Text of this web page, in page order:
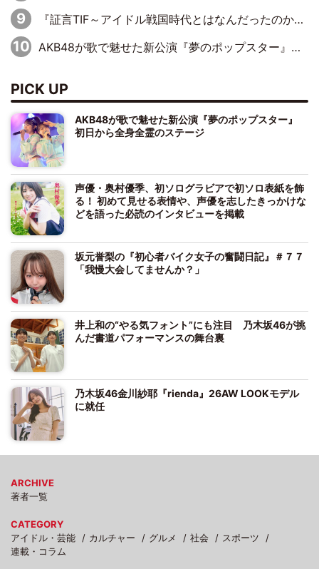
『証言TIF～アイドル戦国時代とはなんだったのか～』第10回：さくら学院・武藤彩未×飯田らうら「正直、中3で辞めるというのを信じてなくて。そう言われてはいたけど、嘘でしょって」
AKB48が歌で魅せた新公演『夢のポップスター』 初日から全身全霊のステージ
PICK UP
AKB48が歌で魅せた新公演『夢のポップスター』
初日から全身全霊のステージ
声優・奥村優季、初ソログラビアで初ソロ表紙を飾
る！ 初めて見せる表情や、声優を志したきっかけな
どを語った必読のインタビューを掲載
坂元誉梨の『初心者バイク女子の奮闘日記』＃７７
「我慢大会してませんか？」
井上和の“やる気フォント”にも注目 乃木坂46が挑
んだ書道パフォーマンスの舞台裏
乃木坂46金川紗耶『rienda』26AW LOOKモデル
に就任
ARCHIVE
著者一覧
CATEGORY
アイドル・芸能
カルチャー グルメ 社会
スポーツ
連載・コラム